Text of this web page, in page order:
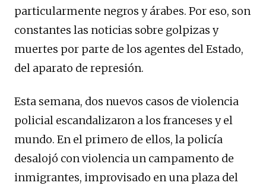
particularmente negros y árabes. Por eso, son
constantes las noticias sobre golpizas y
muertes por parte de los agentes del Estado,
del aparato de represión.
Esta semana, dos nuevos casos de violencia
policial escandalizaron a los franceses y el
mundo. En el primero de ellos, la policía
desalojó con violencia un campamento de
inmigrantes, improvisado en una plaza del